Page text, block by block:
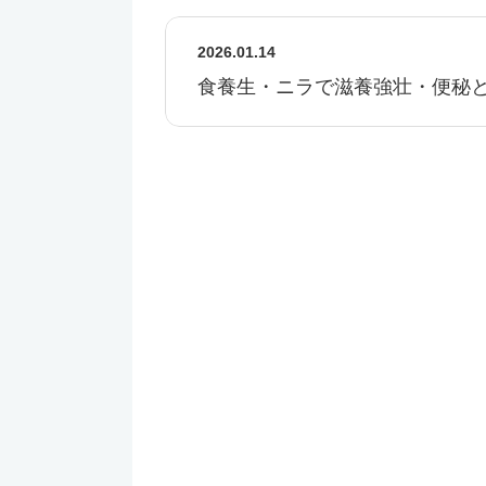
2026.01.14
食養生・ニラで滋養強壮・便秘